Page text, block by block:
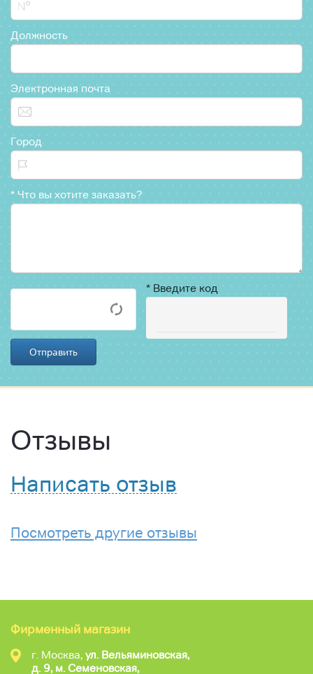
Должность
Электронная почта
Город
*Что вы хотите заказать?
* Введите код
Отправить
Отзывы
Написать отзыв
Посмотреть другие отзывы
Фирменный магазин
г. Москва, ул. Вельяминовская,
д. 9, м. Семеновская,